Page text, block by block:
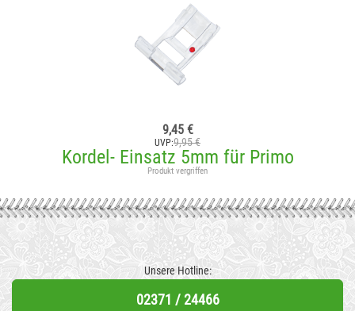
9,45 €
UVP:9,95 €
Kordel- Einsatz 5mm für Primo
Produkt vergriffen
Unsere Hotline:
02371 / 24466